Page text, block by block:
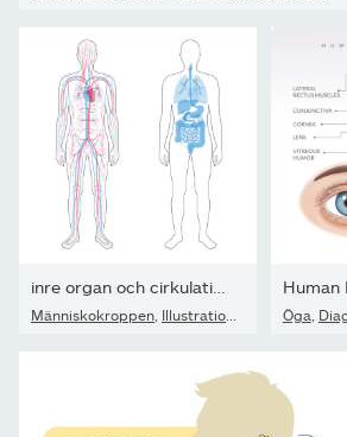
Människokroppen Illustration BlodkärlÖga